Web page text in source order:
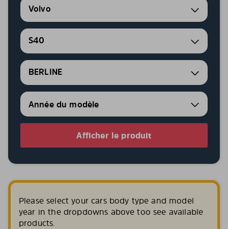
Volvo
S40
BERLINE
Afficher le produit
Please select your cars body type and model
year in the dropdowns above too see available
products.